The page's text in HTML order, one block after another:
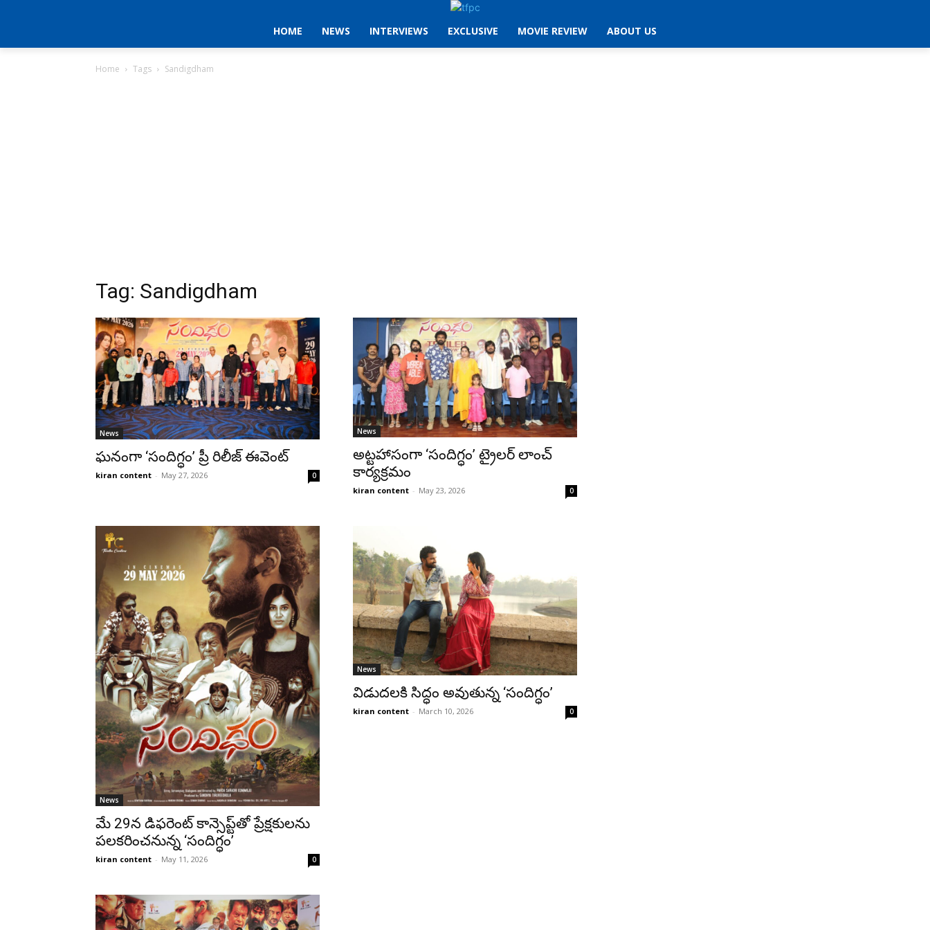
HOME NEWS INTERVIEWS EXCLUSIVE MOVIE REVIEW ABOUT US
Home Tags Sandigdham
Tag: Sandigdham
News
ఘనంగా ‘సందిగ్ధం’ ప్రీ రిలీజ్ ఈవెంట్‌‌
kiran content - May 27, 2026 0
News
అట్టహాసంగా ‘సందిగ్ధం’ ట్రైలర్ లాంచ్
కార్యక్రమం
kiran content - May 23, 2026 0
News
మే 29న డిఫరెంట్ కాన్సెప్ట్‌తో ప్రేక్షకులను
పలకరించనున్న ‘సందిగ్ధం’
kiran content - May 11, 2026 0
News
విడుదలకి సిద్ధం అవుతున్న ‘సందిగ్ధం’
kiran content - March 10, 2026 0